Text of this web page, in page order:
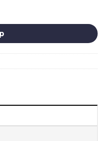
ivory antall